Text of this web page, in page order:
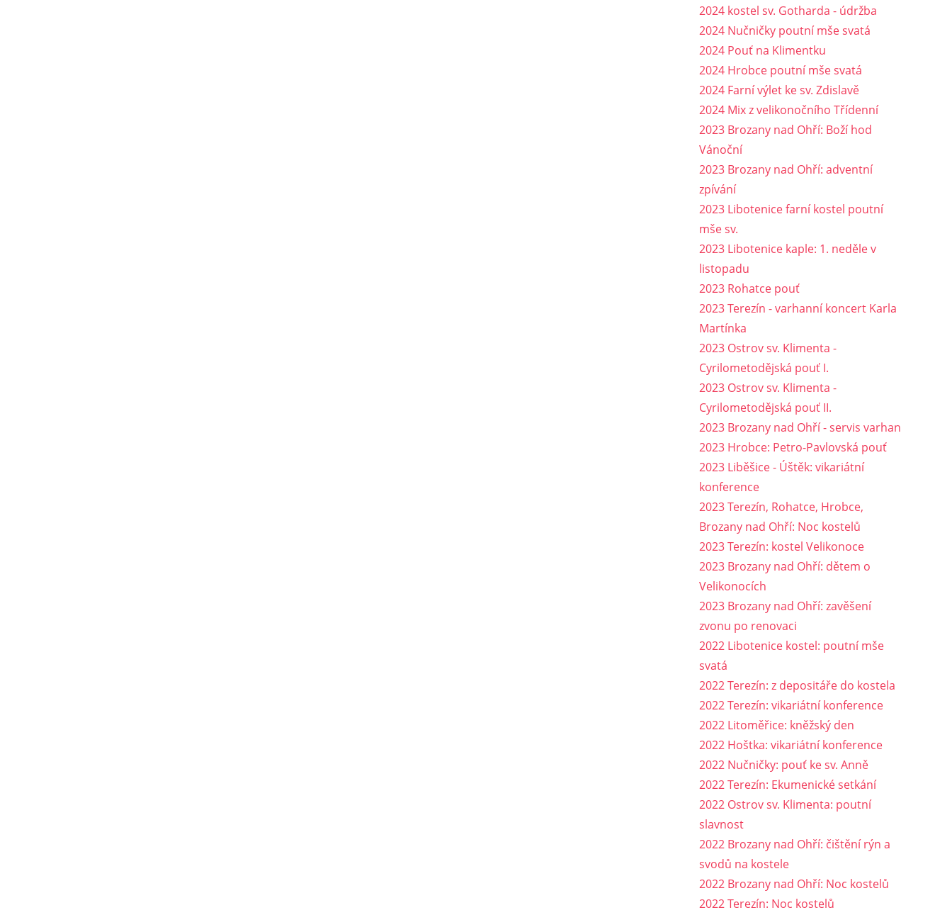
2024 kostel sv. Gotharda - údržba
2024 Nučničky poutní mše svatá
2024 Pouť na Klimentku
2024 Hrobce poutní mše svatá
2024 Farní výlet ke sv. Zdislavě
2024 Mix z velikonočního Třídenní
2023 Brozany nad Ohří: Boží hod
Vánoční
2023 Brozany nad Ohří: adventní
zpívání
2023 Libotenice farní kostel poutní
mše sv.
2023 Libotenice kaple: 1. neděle v
listopadu
2023 Rohatce pouť
2023 Terezín - varhanní koncert Karla
Martínka
2023 Ostrov sv. Klimenta -
Cyrilometodějská pouť I.
2023 Ostrov sv. Klimenta -
Cyrilometodějská pouť II.
2023 Brozany nad Ohří - servis varhan
2023 Hrobce: Petro-Pavlovská pouť
2023 Liběšice - Úštěk: vikariátní
konference
2023 Terezín, Rohatce, Hrobce,
Brozany nad Ohří: Noc kostelů
2023 Terezín: kostel Velikonoce
2023 Brozany nad Ohří: dětem o
Velikonocích
2023 Brozany nad Ohří: zavěšení
zvonu po renovaci
2022 Libotenice kostel: poutní mše
svatá
2022 Terezín: z depositáře do kostela
2022 Terezín: vikariátní konference
2022 Litoměřice: kněžský den
2022 Hoštka: vikariátní konference
2022 Nučničky: pouť ke sv. Anně
2022 Terezín: Ekumenické setkání
2022 Ostrov sv. Klimenta: poutní
slavnost
2022 Brozany nad Ohří: čištění rýn a
svodů na kostele
2022 Brozany nad Ohří: Noc kostelů
2022 Terezín: Noc kostelů